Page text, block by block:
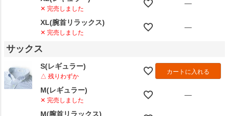
✕ 完売しました
—
XL(腕首リラックス)
✕ 完売しました
—
サックス
S(レギュラー)
△ 残りわずか
カートに入れる
M(レギュラー)
✕ 完売しました
—
M(腕首リラックス)